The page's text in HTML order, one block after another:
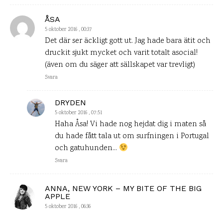
ÅSA
5 oktober 2016 , 00:37
Det där ser äckligt gott ut. Jag hade bara ätit och
druckit sjukt mycket och varit totalt asocial!
(även om du säger att sällskapet var trevligt)
Svara
DRYDEN
5 oktober 2016 , 07:51
Haha Åsa! Vi hade nog hejdat dig i maten så
du hade fått tala ut om surfningen i Portugal
och gatuhunden…
Svara
ANNA, NEW YORK – MY BITE OF THE BIG
APPLE
5 oktober 2016 , 06:36